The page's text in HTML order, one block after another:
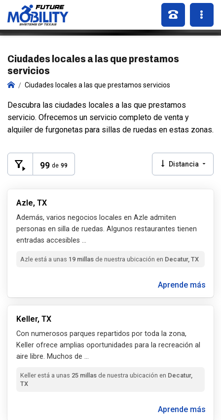
Ciudades locales a las que prestamos
servicios
Ciudades locales a las que prestamos servicios
Descubra las ciudades locales a las que prestamos
servicio. Ofrecemos un servicio completo de venta y
alquiler de furgonetas para sillas de ruedas en estas zonas.
99 de 99 Distancia
Azle, TX
Además, varios negocios locales en Azle admiten
personas en silla de ruedas. Algunos restaurantes tienen
entradas accesibles ...
Azle está a unas 19 millas de nuestra ubicación en Decatur, TX
Aprende más
Keller, TX
Con numerosos parques repartidos por toda la zona,
Keller ofrece amplias oportunidades para la recreación al
aire libre. Muchos de ...
Keller está a unas 25 millas de nuestra ubicación en Decatur,
TX
Aprende más